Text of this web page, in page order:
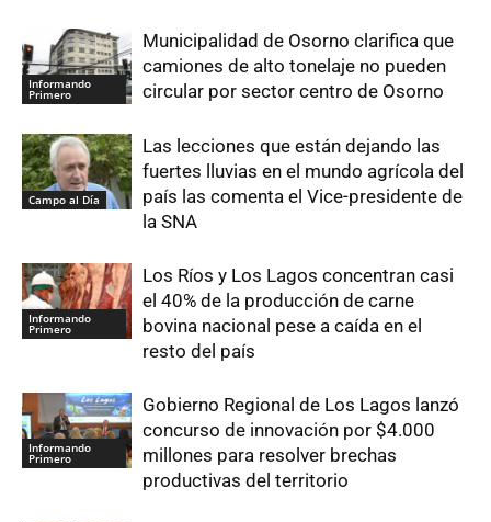
Informando
Primero
Municipalidad de Osorno clarifica que
camiones de alto tonelaje no pueden
circular por sector centro de Osorno
Campo al Día
Las lecciones que están dejando las
fuertes lluvias en el mundo agrícola del
país las comenta el Vice-presidente de
la SNA
Informando
Primero
Los Ríos y Los Lagos concentran casi
el 40% de la producción de carne
bovina nacional pese a caída en el
resto del país
Informando
Primero
Gobierno Regional de Los Lagos lanzó
concurso de innovación por $4.000
millones para resolver brechas
productivas del territorio